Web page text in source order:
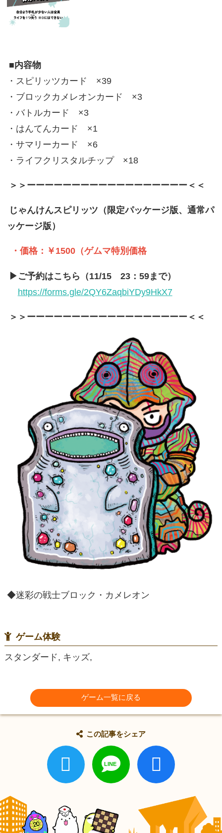
■内容物
・スピリッツカード ×39
・ブロックカメレオンカード ×3
・バトルカード ×3
・はんてんカード ×1
・サマリーカード ×6
・ライフクリスタルチップ ×18
＞＞ーーーーーーーーーーーーーーーーーー＜＜
じゃんけんスピリッツ（限定パッケージ版、通常パ
ッケージ版）
・価格：￥1500（ゲムマ特別価格
▶ご予約はこちら（11/15 23：59まで）
https://forms.gle/2QY6ZaqbiYDy9HkX7
＞＞ーーーーーーーーーーーーーーーーーー＜＜
◆迷彩の戦士ブロック・カメレオン
ゲーム体験
スタンダード, キッズ,
ゲーム一覧に戻る
この記事をシェア